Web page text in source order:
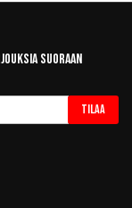
suoraan
Tilaa